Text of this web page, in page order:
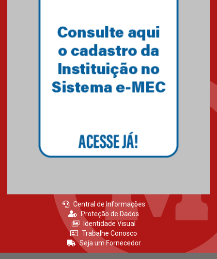
Como os pais podem investir
na educação dos filhos além da
escola
docentes para debater
inovação e desafios da
educação superior
04.08.2026
Central de Informações
Proteção de Dados
Identidade Visual
Trabalhe Conosco
Seja um Fornecedor